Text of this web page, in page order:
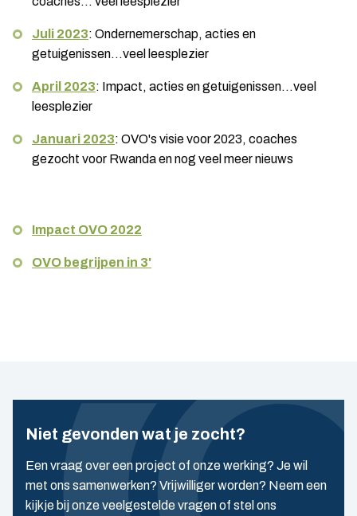
Juli 2023: Ondernemerschap, acties en
getuigenissen...veel leesplezier
April 2023: Impact, acties en getuigenissen...veel
leesplezier
Januari 2023: OVO's visie voor 2023, coaches
gezocht voor Rwanda en nog veel meer nieuws
Impact OVO 2022
OVO begrijpen in 3'
Niet gevonden wat je zocht?
Een vraag over een project of onze werking? Je wil
met ons samenwerken? Vrijwilliger worden? Neem een
kijkje bij onze veelgestelde vragen of stel ons